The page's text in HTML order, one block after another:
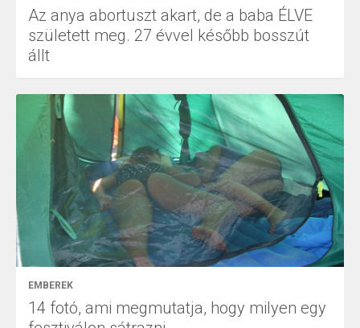
Az anya abortuszt akart, de a baba ÉLVE
született meg. 27 évvel később bosszút
állt
EMBEREK
14 fotó, ami megmutatja, hogy milyen egy